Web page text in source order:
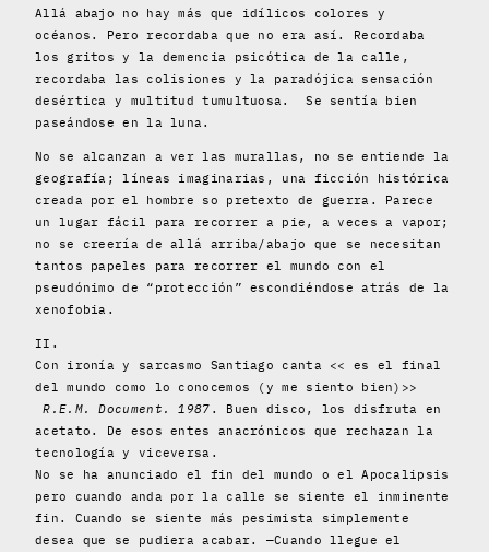
Allá abajo no hay más que idílicos colores y
océanos. Pero recordaba que no era así. Recordaba
los gritos y la demencia psicótica de la calle,
recordaba las colisiones y la paradójica sensación
desértica y multitud tumultuosa.
Se sentía bien
paseándose en la luna.
No se alcanzan a ver las murallas, no se entiende la
geografía; líneas imaginarias, una ficción histórica
creada por el hombre so pretexto de guerra. Parece
un lugar fácil para recorrer a pie, a veces a vapor;
no se creería de allá arriba/abajo que se necesitan
tantos papeles para recorrer el mundo con el
pseudónimo de “protección” escondiéndose atrás de la
xenofobia.
II.
Con ironía y sarcasmo Santiago canta << es el final
del mundo como lo conocemos (y me siento bien)>>
R.E.M. Document. 1987 . Buen disco, los disfruta en
acetato. De esos entes anacrónicos que rechazan la
tecnología y viceversa.
No se ha anunciado el fin del mundo o el Apocalipsis
pero cuando anda por la calle se siente el inminente
fin. Cuando se siente más pesimista simplemente
desea que se pudiera acabar. —Cuando llegue el